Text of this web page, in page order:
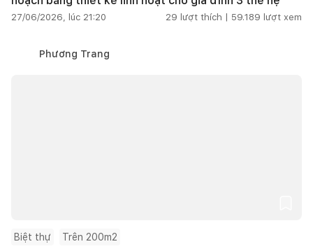
27/06/2026, lúc 21:20 29 lượt thích | 59.189 lượt xem
Phương Trang
Biệt thự Trên 200m2